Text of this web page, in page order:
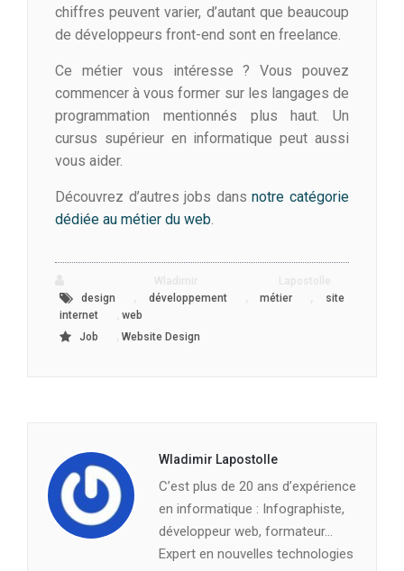
chiffres peuvent varier, d’autant que beaucoup
de développeurs front-end sont en freelance.
Ce métier vous intéresse ? Vous pouvez
commencer à vous former sur les langages de
programmation mentionnés plus haut. Un
cursus supérieur en informatique peut aussi
vous aider.
Découvrez d’autres jobs dansnotre catégorie
dédiée au métier du web.
design
développement ,métier
site
internet
web
Job
Website Design
Wladimir Lapostolle
C’est plus de 20 ans d’expérience
en informatique : Infographiste,
développeur web, formateur…
Expert en nouvelles technologies